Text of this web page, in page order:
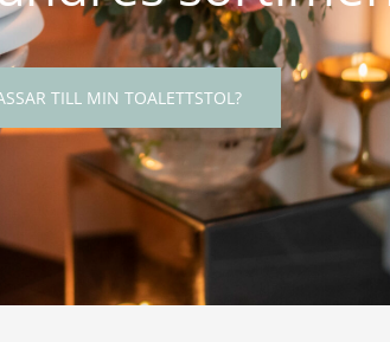
TILL MIN TOALETTSTOL?